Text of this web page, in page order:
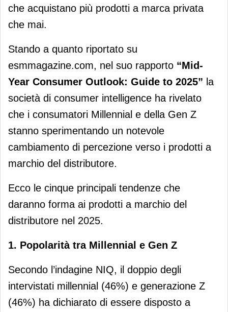
che acquistano più prodotti a marca privata
che mai.
Stando a quanto riportato su
esmmagazine.com, nel suo rapporto “Mid-
Year Consumer Outlook: Guide to 2025” la
società di consumer intelligence ha rivelato
che i consumatori Millennial e della Gen Z
stanno sperimentando un notevole
cambiamento di percezione verso i prodotti a
marchio del distributore.
Ecco le cinque principali tendenze che
daranno forma ai prodotti a marchio del
distributore nel 2025.
1. Popolarità tra Millennial e Gen Z
Secondo l’indagine NIQ, il doppio degli
intervistati millennial (46%) e generazione Z
(46%) ha dichiarato di essere disposto a